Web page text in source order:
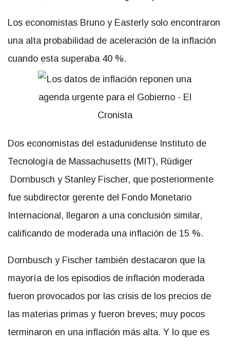
Los economistas Bruno y Easterly solo encontraron
una alta probabilidad de aceleración de la inflación
cuando esta superaba 40 %.
Dos economistas del estadunidense Instituto de
Tecnología de Massachusetts (MIT), Rüdiger
Dornbusch y Stanley Fischer, que posteriormente
fue subdirector gerente del Fondo Monetario
Internacional, llegaron a una conclusión similar,
calificando de moderada una inflación de 15 %.
Dornbusch y Fischer también destacaron que la
mayoría de los episodios de inflación moderada
fueron provocados por las crisis de los precios de
las materias primas y fueron breves; muy pocos
terminaron en una inflación más alta. Y lo que es